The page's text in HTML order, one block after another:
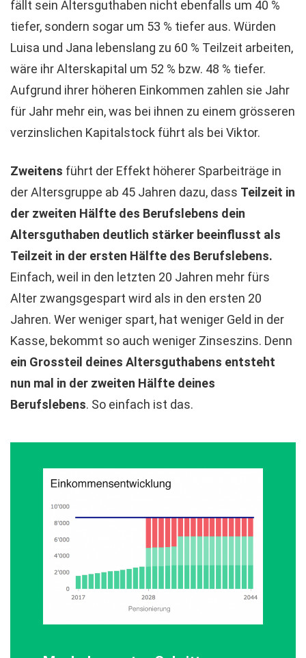
fällt sein Altersguthaben nicht ebenfalls um 40 %
tiefer, sondern sogar um 53 % tiefer aus. Würden
Luisa und Jana lebenslang zu 60 % Teilzeit arbeiten,
wäre ihr Alterskapital um 52 % bzw. 48 % tiefer.
Aufgrund ihrer höheren Einkommen zahlen sie Jahr
für Jahr mehr ein, was bei ihnen zu einem grösseren
verzinslichen Kapitalstock führt als bei Viktor.
Zweitens führt der Effekt höherer Sparbeiträge in
der Altersgruppe ab 45 Jahren dazu, dass Teilzeit in
der zweiten Hälfte des Berufslebens dein
Altersguthaben deutlich stärker beeinflusst als
Teilzeit in der ersten Hälfte des Berufslebens.
Einfach, weil in den letzten 20 Jahren mehr fürs
Alter zwangsgespart wird als in den ersten 20
Jahren. Wer weniger spart, hat weniger Geld in der
Kasse, bekommt so auch weniger Zinseszins. Denn
ein Grossteil deines Altersguthabens entsteht
nun mal in der zweiten Hälfte deines
Berufslebens. So einfach ist das.